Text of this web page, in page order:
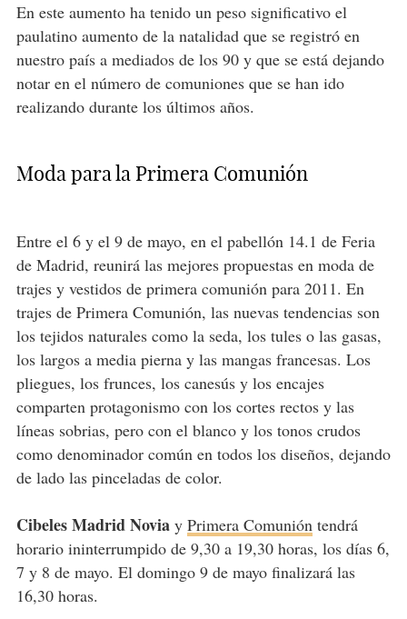
En este aumento ha tenido un peso significativo el
paulatino aumento de la natalidad que se registró en
nuestro país a mediados de los 90 y que se está dejando
notar en el número de comuniones que se han ido
realizando durante los últimos años.
Moda para la Primera Comunión
Entre el 6 y el 9 de mayo, en el pabellón 14.1 de Feria
de Madrid, reunirá las mejores propuestas en moda de
trajes y vestidos de primera comunión para 2011. En
trajes de Primera Comunión, las nuevas tendencias son
los tejidos naturales como la seda, los tules o las gasas,
los largos a media pierna y las mangas francesas. Los
pliegues, los frunces, los canesús y los encajes
comparten protagonismo con los cortes rectos y las
líneas sobrias, pero con el blanco y los tonos crudos
como denominador común en todos los diseños, dejando
de lado las pinceladas de color.
Cibeles Madrid Noviay Primera Comunióntendrá
horario ininterrumpido de 9,30 a 19,30 horas, los días 6,
7 y 8 de mayo. El domingo 9 de mayo finalizará las
16,30 horas.